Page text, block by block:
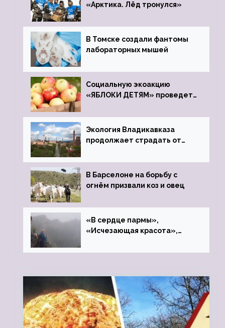
«Арктика. Лёд тронулся»
В Томске создали фантомы
лабораторных мышей
Социальную экоакцию
«ЯБЛОКИ ДЕТЯМ» проведет
Экология Владикавказа
продолжает страдать от
В Барселоне на борьбу с
огнём призвали коз и овец
«В сердце пармы»,
«Исчезающая красота»,